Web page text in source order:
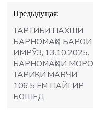
Навигация
по
записям
Предыдущая:
ТАРТИБИ ПАХШИ
БАРНОМАҲО БАРОИ
ИМРӮЗ, 13.10.2025.
БАРНОМАҲОИ МОРО
ТАРИҚИ МАВҶИ
106.5 FM ПАЙГИР
БОШЕД